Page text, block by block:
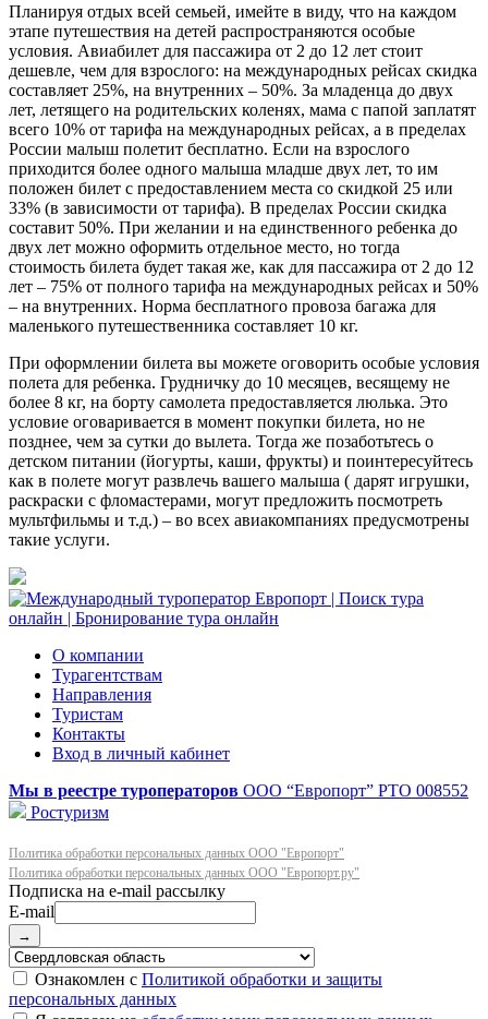
Планируя отдых всей семьей, имейте в виду, что на каждом
этапе путешествия на детей распространяются особые
условия. Авиабилет для пассажира от 2 до 12 лет стоит
дешевле, чем для взрослого: на международных рейсах скидка
составляет 25%, на внутренних – 50%. За младенца до двух
лет, летящего на родительских коленях, мама с папой заплатят
всего 10% от тарифа на международных рейсах, а в пределах
России малыш полетит бесплатно. Если на взрослого
приходится более одного малыша младше двух лет, то им
положен билет с предоставлением места со скидкой 25 или
33% (в зависимости от тарифа). В пределах России скидка
составит 50%. При желании и на единственного ребенка до
двух лет можно оформить отдельное место, но тогда
стоимость билета будет такая же, как для пассажира от 2 до 12
лет – 75% от полного тарифа на международных рейсах и 50%
– на внутренних. Норма бесплатного провоза багажа для
маленького путешественника составляет 10 кг.
При оформлении билета вы можете оговорить особые условия
полета для ребенка. Грудничку до 10 месяцев, весящему не
более 8 кг, на борту самолета предоставляется люлька. Это
условие оговаривается в момент покупки билета, но не
позднее, чем за сутки до вылета. Тогда же позаботьтесь о
детском питании (йогурты, каши, фрукты) и поинтересуйтесь
как в полете могут развлечь вашего малыша ( дарят игрушки,
раскраски с фломастерами, могут предложить посмотреть
мультфильмы и т.д.) – во всех авиакомпаниях предусмотрены
такие услуги.
О компании
Турагентствам
Направления
Туристам
Контакты
Вход в личный кабинет
Мы в реестре туроператоров ООО “Европорт” РТО 008552
Ростуризм
Политика обработки персональных данных ООО "Европорт"
Политика обработки персональных данных ООО "Европорт.ру"
E-mail
→
Ознакомлен с Политикой обработки и защиты
персональных данных